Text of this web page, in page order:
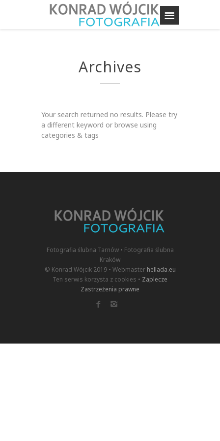
Archives
Your search returned no results. Please try
a different keyword or browse using
categories & tags
Fotografia ślubna Tarnów • Fotografia ślubna
Kraków
© Konrad Wójcik 2019 • Webmaster hellada.eu
Ten serwis korzysta z cookies • Zaplecze
Zastrzeżenia prawne